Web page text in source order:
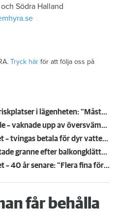
Södra Halland
Tryck här för att följa oss på
Så undviker du mögel – fyra riskplatser i lägenheten: ”Måste städa bort”
Satte på vattnet och somnade – vaknade upp av översvämning hos grannen
Rensade inte hålet i kylskåpet – tvingas betala för dyr vattenskada
Naken gängkriminell knivhotade granne efter balkongklättring
Kompisdealen blev verklighet – 40 år senare: "Flera fina fördelar med att dela bostad"
får behålla